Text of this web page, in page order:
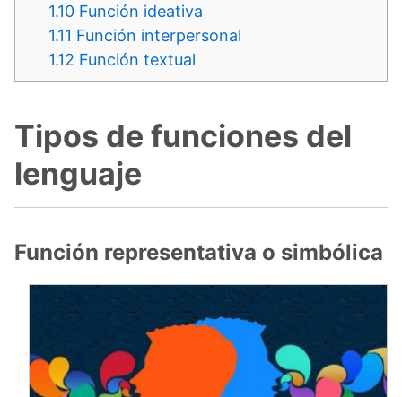
1.10 Función ideativa
1.11 Función interpersonal
1.12 Función textual
Tipos de funciones del
lenguaje
Función representativa o simbólica